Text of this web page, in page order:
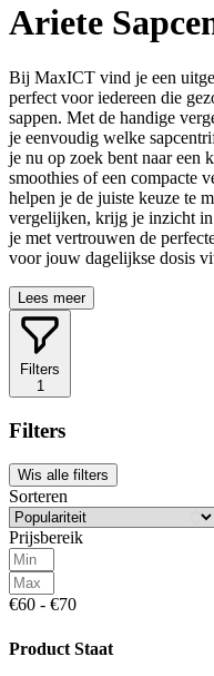
Ariete
Bij MaxICT vind je een
perfect voor iedereen die
sappen. Met de handige
je eenvoudig welke
je nu op zoek bent naar een
smoothies of een compacte
helpen je de juiste keuze te
vergelijken, krijg je inzicht
je met vertrouwen de
voor jouw dagelijkse dosis
Lees meer
Filters
1
Filters
Wis alle filters
Sorteren
Prijsbereik
€60 - €70
Product Staat